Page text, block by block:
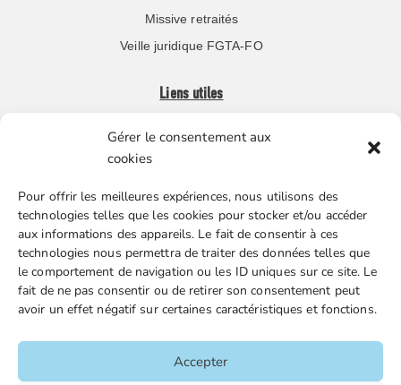
Gérer le consentement aux
cookies
Pour offrir les meilleures expériences, nous utilisons des
technologies telles que les cookies pour stocker et/ou accéder
aux informations des appareils. Le fait de consentir à ces
technologies nous permettra de traiter des données telles que
le comportement de navigation ou les ID uniques sur ce site. Le
fait de ne pas consentir ou de retirer son consentement peut
avoir un effet négatif sur certaines caractéristiques et fonctions.
Accepter
Missive retraités
Veille juridique FGTA-FO
Liens utiles
Boutique en ligne
Espace Presse
Nos partenaires
Gestion des cookies
FGTA-FO / 15 avenue Victor Hugo – 92170 Vanves / 01 86
Accueil